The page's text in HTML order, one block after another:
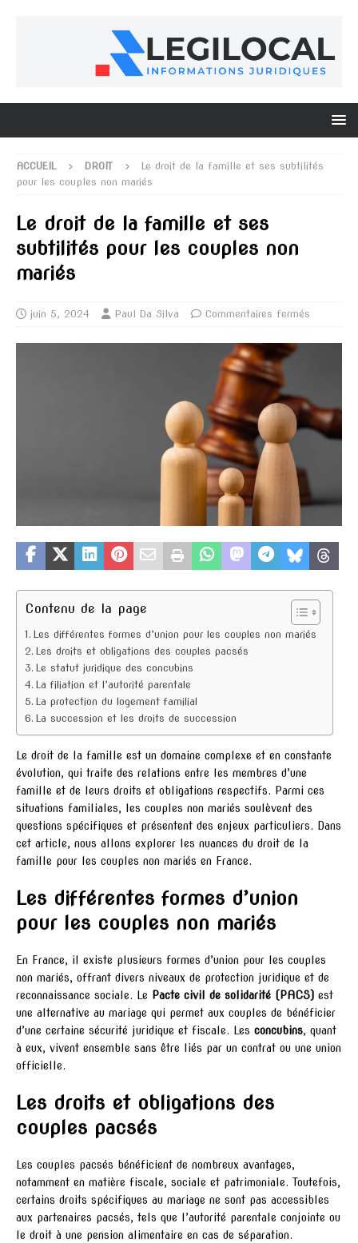
ACCUEIL DROIT
Le droit de la famille et ses subtilités
pour les couples non mariés
Le droit de la famille et ses
subtilités pour les couples non
mariés
juin 5, 2024 Paul Da Silva Commentaires fermés
Contenu de la page
Les différentes formes d’union pour les couples non mariés
Les droits et obligations des couples pacsés
Le statut juridique des concubins
La filiation et l’autorité parentale
La protection du logement familial
La succession et les droits de succession
Le droit de la famille est un domaine complexe et en constante
évolution, qui traite des relations entre les membres d’une
famille et de leurs droits et obligations respectifs. Parmi ces
situations familiales, les couples non mariés soulèvent des
questions spécifiques et présentent des enjeux particuliers. Dans
cet article, nous allons explorer les nuances du droit de la
famille pour les couples non mariés en France.
Les différentes formes d’union
pour les couples non mariés
En France, il existe plusieurs formes d’union pour les couples
non mariés, offrant divers niveaux de protection juridique et de
reconnaissance sociale. Le Pacte civil de solidarité (PACS) est
une alternative au mariage qui permet aux couples de bénéficier
d’une certaine sécurité juridique et fiscale. Les concubins, quant
à eux, vivent ensemble sans être liés par un contrat ou une union
officielle.
Les droits et obligations des
couples pacsés
Les couples pacsés bénéficient de nombreux avantages,
notamment en matière fiscale, sociale et patrimoniale. Toutefois,
certains droits spécifiques au mariage ne sont pas accessibles
aux partenaires pacsés, tels que l’autorité parentale conjointe ou
le droit à une pension alimentaire en cas de séparation.